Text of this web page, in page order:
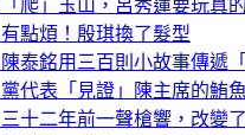
「爬」玉山，呂秀蓮要玩真的
有點煩！殷琪換了髮型
陳泰銘用三百則小故事傳遞
黨代表「見證」陳主席的鮪
三十二年前一聲槍響，改變